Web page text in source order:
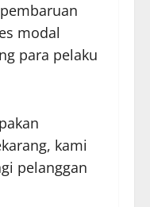
modal
para pelaku
kami
pelanggan